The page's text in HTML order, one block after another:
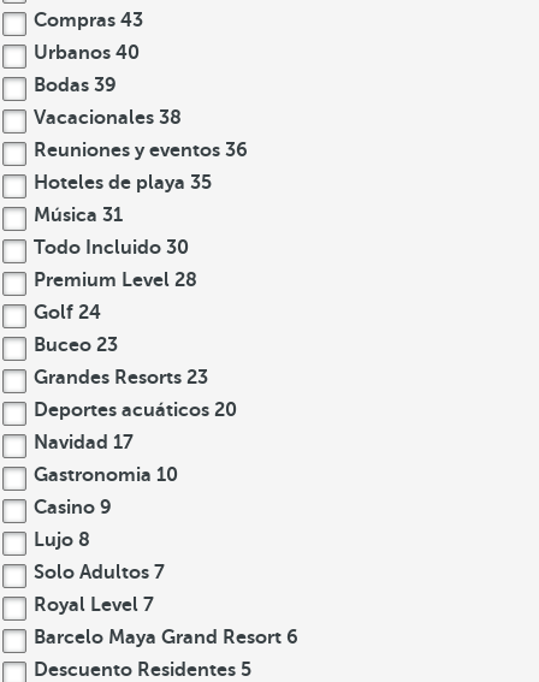
Compras 43
Urbanos 40
Bodas 39
Vacacionales 38
Reuniones y eventos 36
Hoteles de playa 35
Música 31
Todo Incluido 30
Premium Level 28
Golf 24
Buceo 23
Grandes Resorts 23
Deportes acuáticos 20
Navidad 17
Gastronomia 10
Casino 9
Lujo 8
Solo Adultos 7
Royal Level 7
Barcelo Maya Grand Resort 6
Descuento Residentes 5